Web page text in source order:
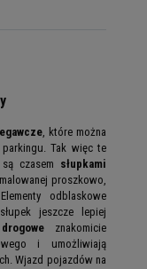
, które można
Tak więc te
czasem słupkami
proszkowo,
odblaskowe
jeszcze lepiej
znakomicie
i umożliwiają
Wjazd pojazdów na